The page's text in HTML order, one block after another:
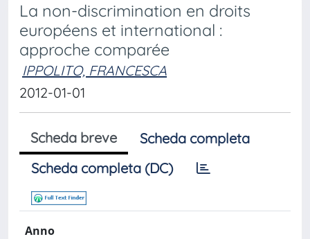
La non-discrimination en droits
européens et international :
approche comparée
IPPOLITO, FRANCESCA
2012-01-01
Scheda breve
Scheda completa
Scheda completa (DC)
Anno